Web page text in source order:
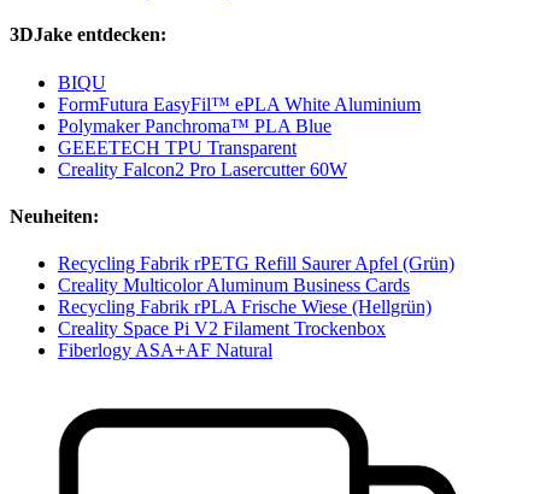
3DJake entdecken:
BIQU
FormFutura EasyFil™ ePLA White Aluminium
Polymaker Panchroma™ PLA Blue
GEEETECH TPU Transparent
Creality Falcon2 Pro Lasercutter 60W
Neuheiten:
Recycling Fabrik rPETG Refill Saurer Apfel (Grün)
Creality Multicolor Aluminum Business Cards
Recycling Fabrik rPLA Frische Wiese (Hellgrün)
Creality Space Pi V2 Filament Trockenbox
Fiberlogy ASA+AF Natural